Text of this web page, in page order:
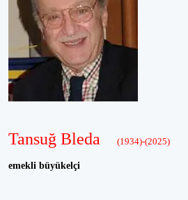
Tansuğ Bleda (1934)-(2025)
emekli büyükelçi